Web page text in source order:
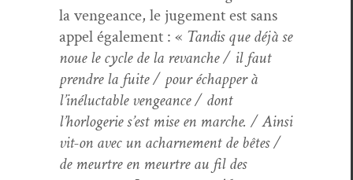
la vengeance, le juge­ment est sans
appel égale­ment : « Tan­dis que déjà se
noue le cycle de la revanche / il faut
pren­dre la fuite / pour échap­per à
l’inéluctable vengeance / dont
l’horlogerie s’est mise en marche. / Ain­si
vit-on avec un acharne­ment de bêtes /
de meurtre en meurtre au fil des